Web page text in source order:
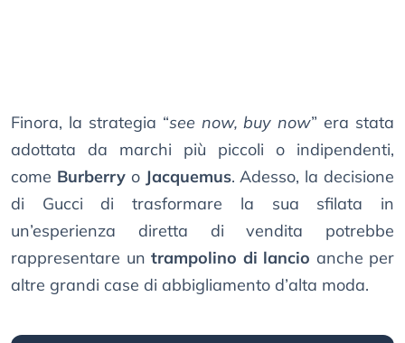
Finora, la strategia “see now, buy now” era stata
adottata da marchi più piccoli o indipendenti,
come Burberryo Jacquemus. Adesso, la decisione
di Gucci di trasformare la sua sfilata in
un’esperienza diretta di vendita potrebbe
rappresentare un trampolino di lancio anche per
altre grandi case di abbigliamento d’alta moda.